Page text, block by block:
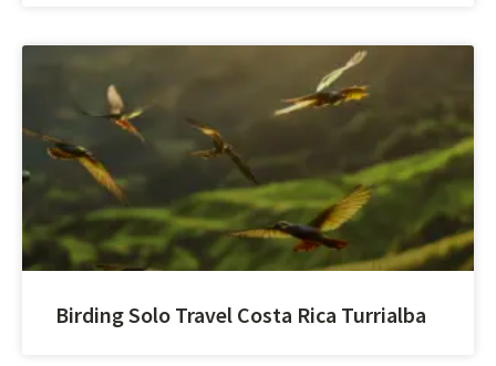
Birding Solo Travel Costa Rica Turrialba